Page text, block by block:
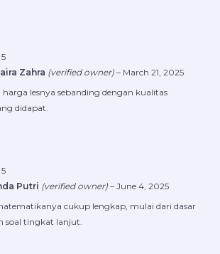
Zahra (verified owner) – March 21, 2025
harga lesnya sebanding dengan kualitas
didapat.
Putri (verified owner) – June 4, 2025
cukup lengkap, mulai dari dasar
soal tingkat lanjut.